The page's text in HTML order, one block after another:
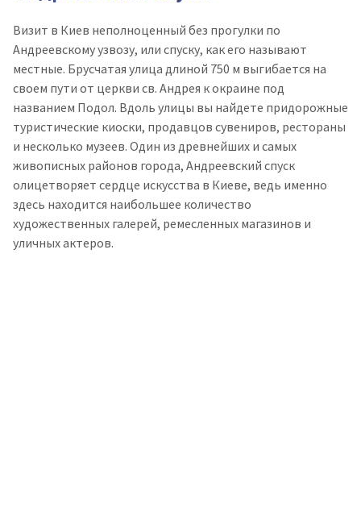
Визит в Киев неполноценный без прогулки по
Андреевскому узвозу, или спуску, как его называют
местные. Брусчатая улица длиной 750 м выгибается на
своем пути от церкви св. Андрея кокраине под
названием Подол. Вдоль улицы вы найдете придорожные
туристические киоски, продавцов сувениров, рестораны
и несколько музеев. Один из древнейших и самых
живописных районов города, Андреевский спуск
олицетворяет сердце искусства в Киеве, ведь именно
здесь находится наибольшее количество
художественных галерей, ремесленных магазинов и
уличных актеров.